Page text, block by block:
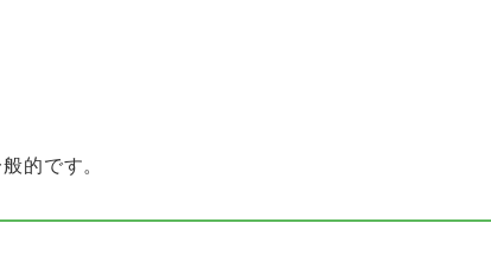
的です。